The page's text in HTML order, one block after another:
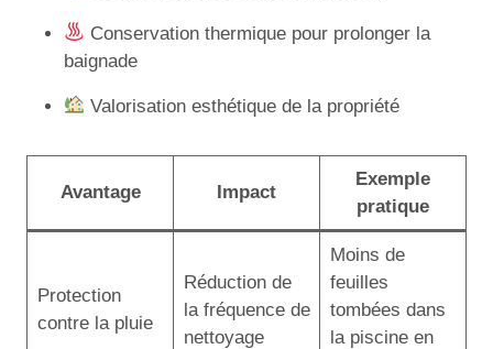
Conservation thermique pour prolonger la
baignade
Valorisation esthétique de la propriété
Avantage Impact
Exemple
pratique
Protection
contre la pluie
Réduction de
la fréquence de
nettoyage
Moins de
feuilles
tombées dans
la piscine en